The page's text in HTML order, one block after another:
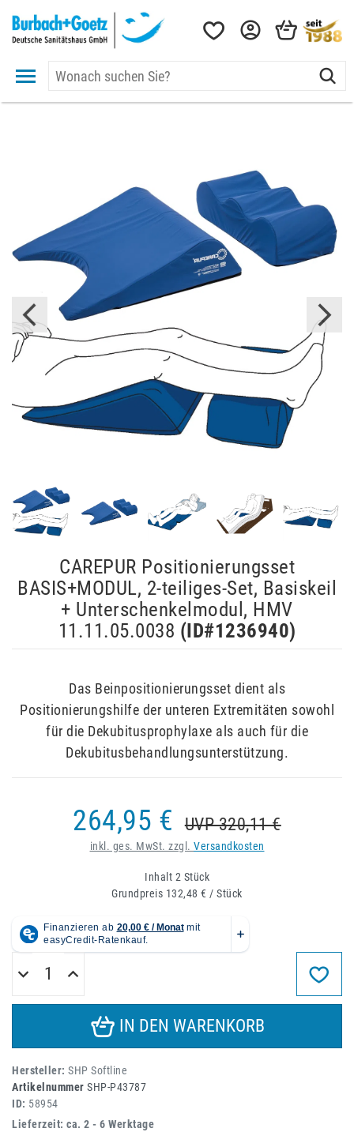
CAREPUR Positionierungsset
BASIS+MODUL, 2-teiliges-Set, Basiskeil
+ Unterschenkelmodul, HMV
11.11.05.0038 (ID#1236940)
Das Beinpositionierungsset dient als
Positionierungshilfe der unteren Extremitäten sowohl
für die Dekubitusprophylaxe als auch für die
Dekubitusbehandlungsunterstützung.
264,95 € UVP 320,11 €
inkl. ges. MwSt. zzgl. Versandkosten
Inhalt 2 Stück
Grundpreis 132,48 € / Stück
IN DEN WARENKORB
Hersteller: SHP Softline
Artikelnummer SHP-P43787
ID: 58954
Lieferzeit: ca. 2 - 6 Werktage